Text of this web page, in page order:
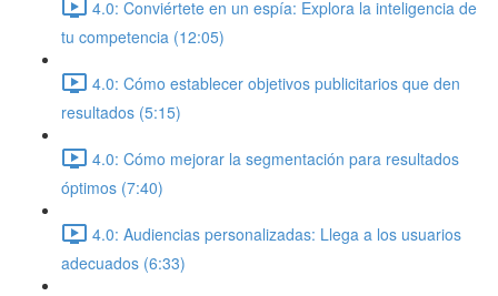
4.0: Conviértete en un espía: Explora la inteligencia de
tu competencia (12:05)
4.0: Cómo establecer objetivos publicitarios que den
resultados (5:15)
4.0: Cómo mejorar la segmentación para resultados
óptimos (7:40)
4.0: Audiencias personalizadas: Llega a los usuarios
adecuados (6:33)